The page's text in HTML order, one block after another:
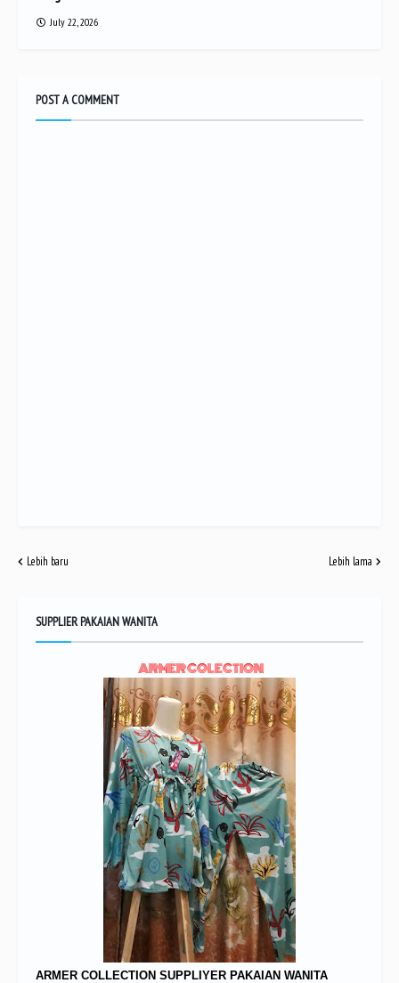
July 22, 2026
POST A COMMENT
Lebih baru Lebih lama
SUPPLIER PAKAIAN WANITA
ARMER COLECTION
ARMER COLLECTION SUPPLIYER PAKAIAN WANITA